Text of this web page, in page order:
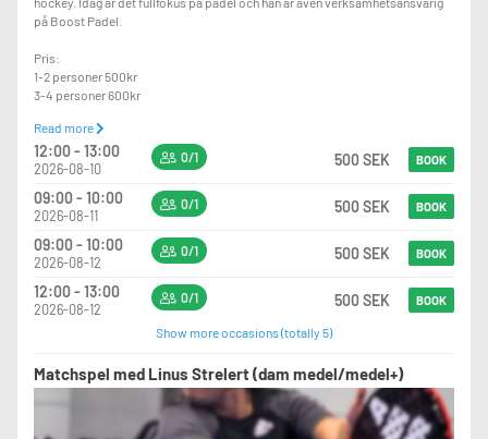
på Boost Padel.
Pris:
1-2 personer 500kr
3-4 personer 600kr
Linus är flexibel under dagtid med sina lektioner. Skulle du inte hitta dag/tid
som passar dig är du välkommen att höra av dig så kikar på något som
passar.
Read more
12:00 - 13:00
2026-08-10
0/1 500 SEK BOOK
09:00 - 10:00
2026-08-11
0/1 500 SEK BOOK
09:00 - 10:00
2026-08-12
0/1 500 SEK BOOK
12:00 - 13:00
2026-08-12
0/1 500 SEK BOOK
Show more occasions (totally 5)
Matchspel med Linus Strelert (dam medel/medel+)